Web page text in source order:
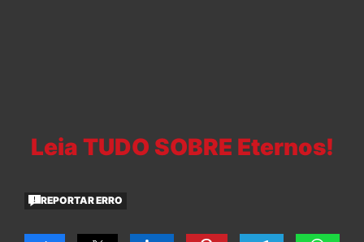
Leia TUDO SOBRE Eternos!
REPORTAR ERRO